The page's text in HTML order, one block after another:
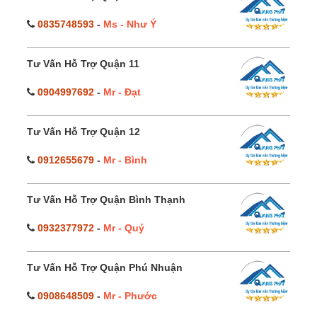
0835748593 - Ms - Như Ý
Tư Vấn Hỗ Trợ Quận 11
0904997692 - Mr - Đạt
Tư Vấn Hỗ Trợ Quận 12
0912655679 - Mr - Bình
Tư Vấn Hỗ Trợ Quận Bình Thạnh
0932377972 - Mr - Quý
Tư Vấn Hỗ Trợ Quận Phú Nhuận
0908648509 - Mr - Phước